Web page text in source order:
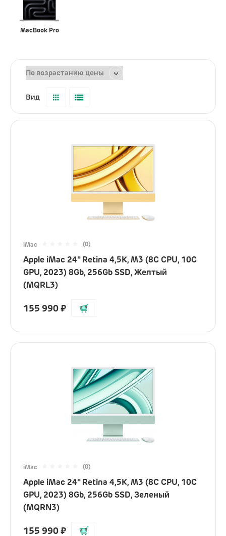
Услуги
Dyson
Стайлеры
Фены
Игровые приставки
Sony PlayStation
Гаджеты
Электронные кальяны
Часы
Камеры и аксессуары
Электросамокаты
AirPods
iPad
Mac
Watch
MacBook Pro
Вид
iMac (0)
Apple iMac 24" Retina 4,5K, M3 (8C CPU, 10C
GPU, 2023) 8Gb, 256Gb SSD, Желтый
(MQRL3)
155 990₽
iMac (0)
Apple iMac 24" Retina 4,5K, M3 (8C CPU, 10C
GPU, 2023) 8Gb, 256Gb SSD, Зеленый
(MQRN3)
155 990₽